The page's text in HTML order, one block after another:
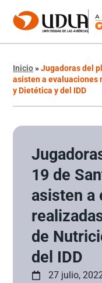
Inicio»Jugadoras del
asisten a evaluaciones
y Dietética y del IDD
19 de
asisten a
de
del IDD
27 julio,